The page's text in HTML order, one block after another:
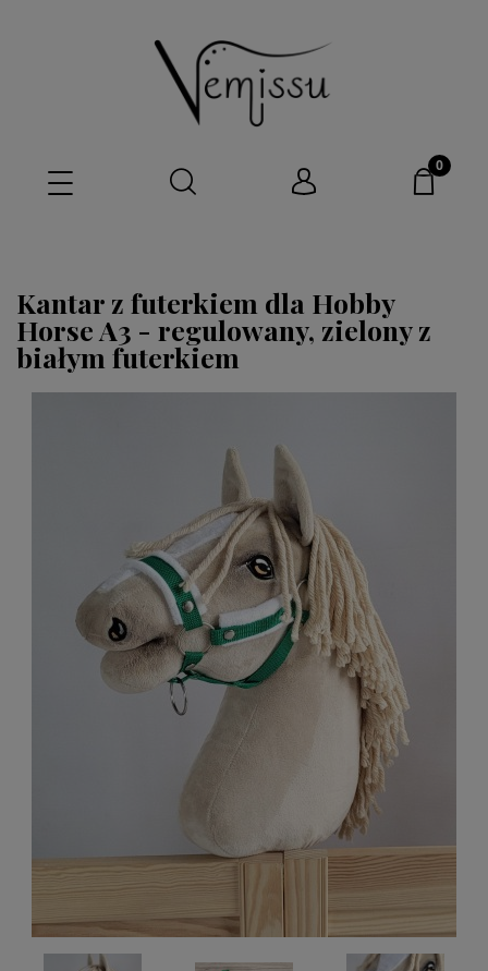
Kantar z futerkiem dla Hobby
Horse A3 - regulowany, zielony z
białym futerkiem